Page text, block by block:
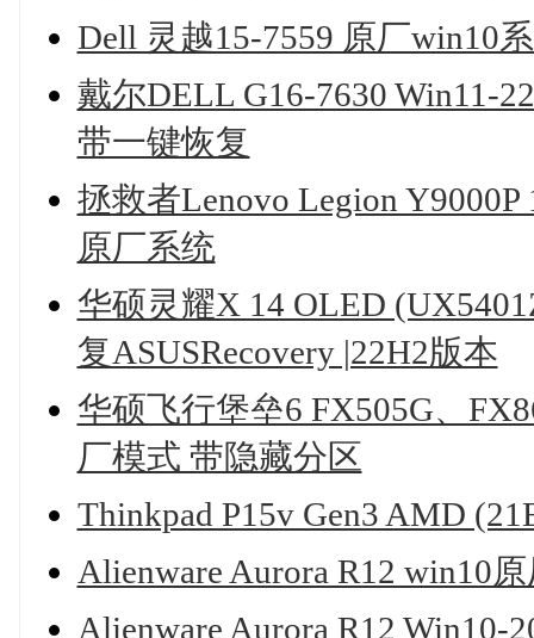
Dell 灵越15-7559 原厂win10
戴尔DELL G16-7630 Win11-
带一键恢复
拯救者Lenovo Legion
原厂系统
华硕灵耀X 14 OLED
复ASUSRecovery |22H2版本
华硕飞行堡垒6 FX505G、
厂模式 带隐藏分区
Thinkpad P15v Gen3 AMD
Alienware Aurora R12 win10
Alienware Aurora R12